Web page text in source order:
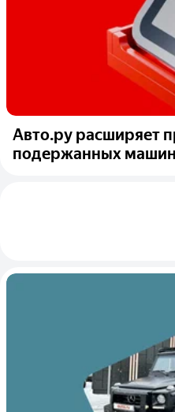
Авто.ру расширяет
подержанных машин